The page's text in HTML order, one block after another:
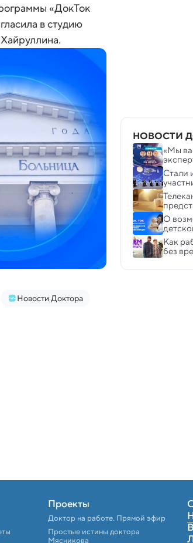
«ДокТок
в студию
Новости Доктора
НОВОСТИ
«Мы
эфире
Стали
ПМЭФ
«Ищем
О
Как
без
—
Проекты
Доктор на работе. Прямой эфир
Простые истины доктора
Мясникова